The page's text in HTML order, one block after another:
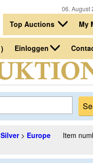
06.
Top Auctions My
) Einloggen
Silver> Europe
Item